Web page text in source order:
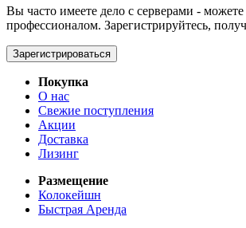
Вы часто имеете дело с серверами - можете
профессионалом. Зарегистрируйтесь,
Зарегистрироваться
Покупка
О нас
Свежие поступления
Акции
Доставка
Лизинг
Размещение
Колокейшн
Быстрая Аренда